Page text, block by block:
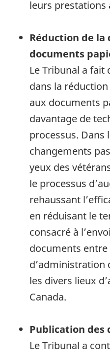
leurs prestations
Réduction de la
documents
Le Tribunal a fait
dans la
aux documents
davantage de
processus. Dans
changements
yeux des
le processus
rehaussant
en réduisant le
consacré à
documents entre
d’administration
les divers lieux
Canada.
Publication des
Le Tribunal a